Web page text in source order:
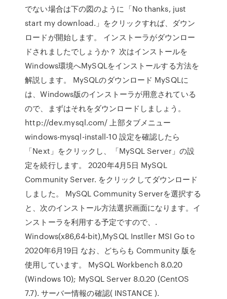
でない場合は下の図のように「No thanks, just
start my download.」をクリックすれば、ダウン
ロードが開始します。 インストーラがダウンロー
ドされましたでしょうか？ 次はインストールを
Windows環境へMySQLをインストールする方法を
解説します。 MySQLのダウンロード MySQLに
は、Windows版のインストーラが用意されている
ので、まずはそれをダウンロードしましょう。
http://dev.mysql.com/ 上部タブメニュー
windows-mysql-install-10 設定を確認したら
「Next」をクリックし、「MySQL Server」の設
定を続行します。 2020年4月5日 MySQL
Community Server. をクリックしてダウンロード
しました。 MySQL Community Serverを選択する
と、次のインストール方法選択画面になります。イ
ンストーラを利用する予定ですので、.
Windows(x86,64-bit),MySQL Instller MSI Go to
2020年6月19日 なお、どちらも Community 版を
使用しています。 MySQL Workbench 8.0.20
(Windows 10); MySQL Server 8.0.20 (CentOS
7.7). サーバー情報の確認( INSTANCE ).